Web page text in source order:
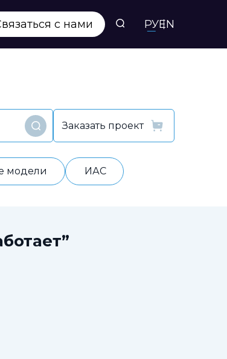
с нами РУEN
НайтиЗаказать проект
модели ИАС